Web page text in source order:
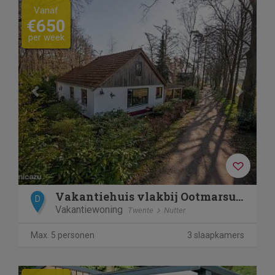
Previous Next
Vanaf
€650
per week
D Vakantiehuis vlakbij Ootmarsum
Vakantiewoning Twente Nutter
Max. 5 personen 3 slaapkamers